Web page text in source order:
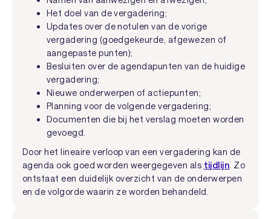
Het doel van de vergadering;
Updates over de notulen van de vorige
vergadering (goedgekeurde, afgewezen of
aangepaste punten);
Besluiten over de agendapunten van de huidige
vergadering;
Nieuwe onderwerpen of actiepunten;
Planning voor de volgende vergadering;
Documenten die bij het verslag moeten worden
gevoegd.
Door het lineaire verloop van een vergadering kan de
agenda ook goed worden weergegeven als tijdlijn. Zo
ontstaat een duidelijk overzicht van de onderwerpen
en de volgorde waarin ze worden behandeld.